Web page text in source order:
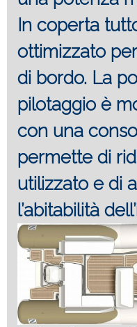
In coperta
ottimizzato
di bordo. La
pilotaggio è
con una
permette di
utilizzato e di
l’abitabilità